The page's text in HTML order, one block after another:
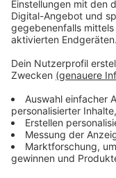
Wir